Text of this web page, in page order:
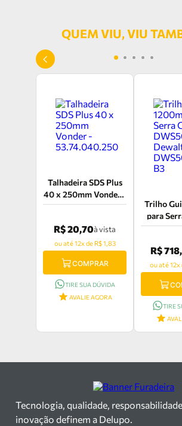
QUEM VIU, VIU
Talhadeira SDS Plus
40 x 250mm Vonder -
53.74.040.250
R$ 20,70à vista
ou até 12x de R$ 1,83
COMPRAR
TIRE SUA DÚVIDA
AVALIE AGORA
Trilho
para
R$
ou até 12x
TIRE
Tecnologia, qualidade,
inovação definem a Delupo.